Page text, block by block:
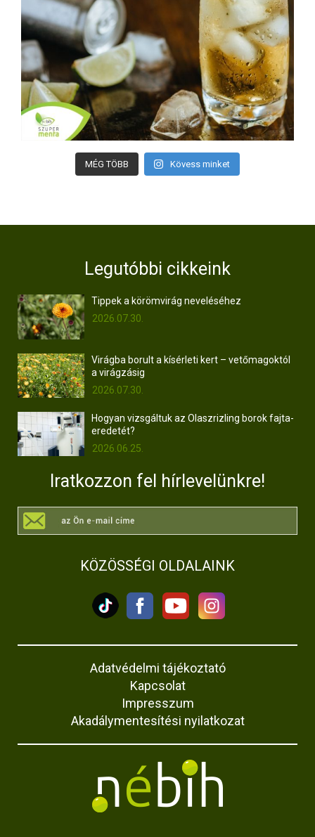
MÉG TÖBB Kövess minket
Legutóbbi cikkeink
Tippek a körömvirág neveléséhez
2026.07.30.
Virágba borult a kísérleti kert – vetőmagoktól
a virágzásig
2026.07.30.
Hogyan vizsgáltuk az Olaszrizling borok fajta-
eredetét?
2026.06.25.
Iratkozzon fel hírlevelünkre!
KÖZÖSSÉGI OLDALAINK
Adatvédelmi tájékoztató
Kapcsolat
Impresszum
Akadálymentesítési nyilatkozat